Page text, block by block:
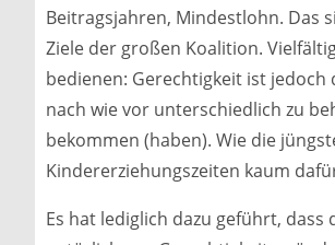
Beitragsjahren, Mindestlohn. Das
Ziele der großen Koalition.
bedienen: Gerechtigkeit ist
nach wie vor unterschiedlich zu
bekommen (haben). Wie die
Kindererziehungszeiten kaum
Es hat lediglich dazu geführt,